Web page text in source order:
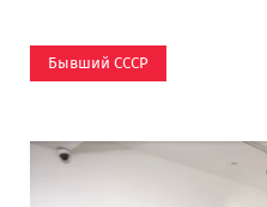
Бывший СССР